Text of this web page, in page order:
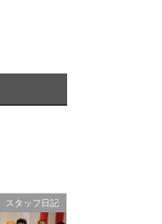
スタッフ日記